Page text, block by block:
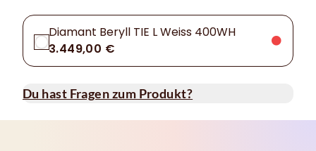
Diamant Beryll TIE L Weiss 400WH
3.449,00 €
Du hast Fragen zum Produkt?